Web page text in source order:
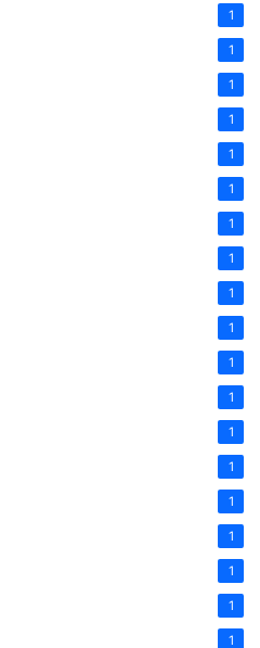
1
1
1
1
1
1
1
1
1
1
1
1
1
1
1
1
1
1
1